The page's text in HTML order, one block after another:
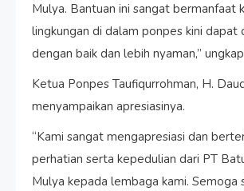
Mulya. Bantuan ini sangat bermanfaat
lingkungan di dalam ponpes kini dapat
dengan baik dan lebih nyaman,”
Ketua Ponpes Taufiqurrohman, H.
menyampaikan apresiasinya.
“Kami sangat mengapresiasi dan
perhatian serta kepedulian dari PT
Mulya kepada lembaga kami. Semoga